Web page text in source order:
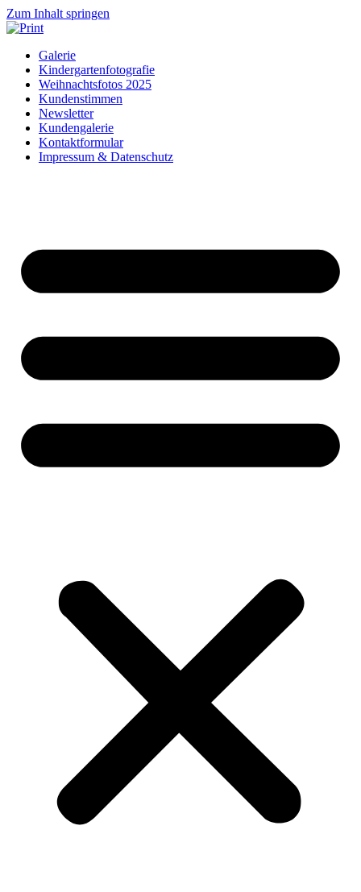
Zum Inhalt springen
Galerie
Kindergartenfotografie
Weihnachtsfotos 2025
Kundenstimmen
Newsletter
Kundengalerie
Kontaktformular
Impressum & Datenschutz